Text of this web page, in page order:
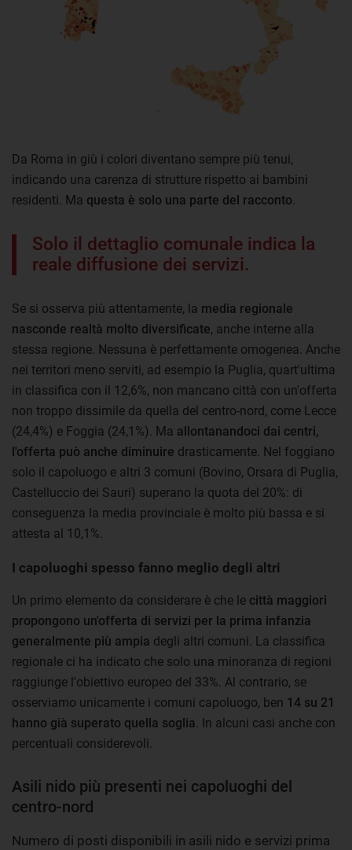
Da Roma in giù i colori diventano sempre più tenui,
indicando una carenza di strutture rispetto ai bambini
residenti. Ma questa è solo una parte del racconto.
Solo il dettaglio comunale indica la
reale diffusione dei servizi.
Se si osserva più attentamente, la media regionale
nasconde realtà molto diversificate, anche interne alla
stessa regione. Nessuna è perfettamente omogenea. Anche
nei territori meno serviti, ad esempio la Puglia, quart'ultima
in classifica con il 12,6%, non mancano città con un'offerta
non troppo dissimile da quella del centro-nord, come Lecce
(24,4%) e Foggia (24,1%). Ma allontanandoci dai centri,
l'offerta può anche diminuire drasticamente. Nel foggiano
solo il capoluogo e altri 3 comuni (Bovino, Orsara di Puglia,
Castelluccio dei Sauri) superano la quota del 20%: di
conseguenza la media provinciale è molto più bassa e si
attesta al 10,1%.
I capoluoghi spesso fanno meglio degli altri
Un primo elemento da considerare è che le città maggiori
propongono un'offerta di servizi per la prima infanzia
generalmente più ampia degli altri comuni. La classifica
regionale ci ha indicato che solo una minoranza di regioni
raggiunge l'obiettivo europeo del 33%. Al contrario, se
osserviamo unicamente i comuni capoluogo, ben 14 su 21
hanno già superato quella soglia. In alcuni casi anche con
percentuali considerevoli.
Asili nido più presenti nei capoluoghi del
centro-nord
Numero di posti disponibili in asili nido e servizi prima